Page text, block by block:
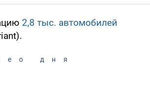
2,8 тыс. автомобилей
дня